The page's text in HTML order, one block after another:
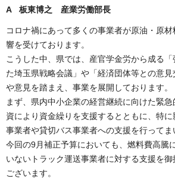
A 板東博之 産業労働部長
コロナ禍にあって多くの事業者が原油・原
響を受けております。
こうした中、県では、産官学金労から成る
た埼玉県戦略会議」や「経済団体等との意
や意見を踏まえ、事業を展開しております。
まず、県内中小企業の経営継続に向けた緊
資により資金繰りを支援するとともに、特
事業者や貸切バス事業者への支援を行ってま
今回の9月補正予算においても、燃料費高騰
いないトラック運送事業者に対する支援を
ございます。